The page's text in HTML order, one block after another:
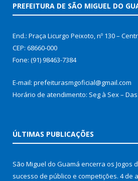
PREFEITURA DE SÃO MIGUEL DO
End.: Praça Licurgo Peixoto, nº 130 –
CEP: 68660-000
Fone: (91) 98463-7384
E-mail: prefeiturasmgoficial@gmail.com
Horário de atendimento: Seg à Sex – Das
ÚLTIMAS PUBLICAÇÕES
São Miguel do Guamá encerra os Jogos
sucesso de público e competições. 4 de